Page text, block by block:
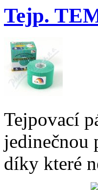
Tejp.
Tejpovací
jedinečnou
díky které